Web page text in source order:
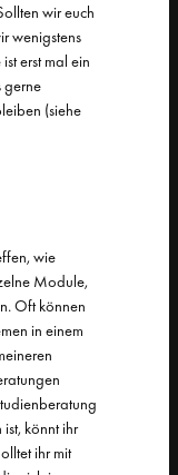
wir euch
wenigstens
erst mal ein
gerne
(siehe
wie
Module,
Oft können
in einem
könnt ihr
ihr mit